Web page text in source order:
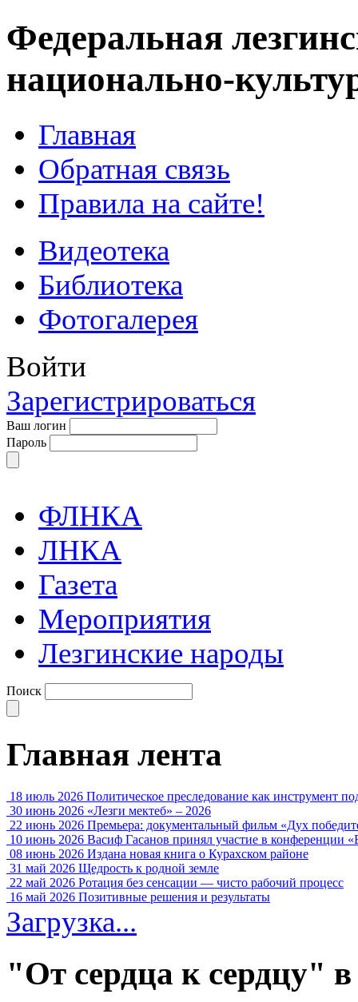
Федеральная
национально-
Главная
Обратная связь
Правила на сайте!
Видеотека
Библиотека
Фотогалерея
Войти
Зарегистрироваться
Ваш логин
Пароль
ФЛНКА
ЛНКА
Газета
Мероприятия
Лезгинские народы
Поиск
Главная лента
18 июль 2026 Политическое преследование как инструмент
30 июнь 2026 «Лезги мектеб» – 2026
22 июнь 2026 Премьера: документальный фильм «Дух
10 июнь 2026 Васиф Гасанов принял участие в конференции
08 июнь 2026 Издана новая книга о Курахском районе
31 май 2026 Щедрость к родной земле
22 май 2026 Ротация без сенсации — чисто рабочий процесс
16 май 2026 Позитивные решения и результаты
Загрузка...
"От сердца к сердцу" в